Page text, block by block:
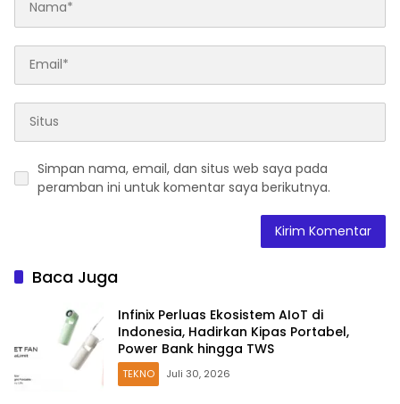
Simpan nama, email, dan situs web saya pada
peramban ini untuk komentar saya berikutnya.
Baca Juga
Infinix Perluas Ekosistem AIoT di
Indonesia, Hadirkan Kipas Portabel,
Power Bank hingga TWS
TEKNO Juli 30, 2026